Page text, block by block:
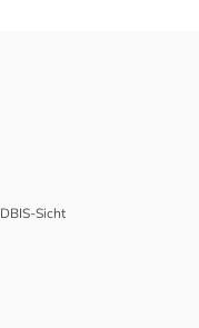
DBIS-Sicht